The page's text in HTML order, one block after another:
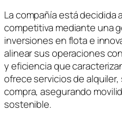
La compañía está decidida
competitiva mediante una
inversiones en flota e
alinear sus operaciones
y eficiencia que
ofrece servicios de
compra, asegurando
sostenible.